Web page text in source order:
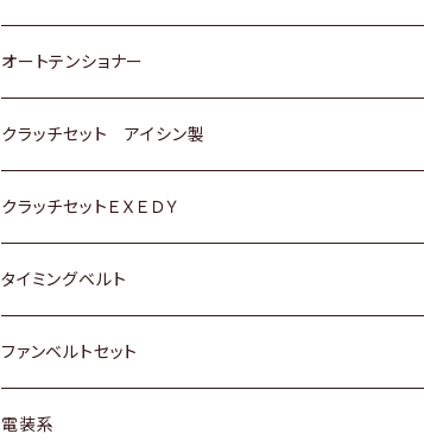
スバル
三菱
スバル
三菱
スバル
いすゞ
ダイハツ
マツダ
三菱
スバル
日野
GOLF
ＷＡＧＥＮ
アストロ（シボレー）
クライスラー
ＷＡＧＥＮ
ＶＯＬＶＯ
ホンダ
スズキ
日産
ダイハツ
マツダ
三菱
スズキ
ダイハツ
日産
ホンダ
マツダ
オートテンショナー
トヨタ
クラッチセット アイシン製
ホンダ
スズキ
ダイハツ
マツダ
クラッチセットＥＸＥＤＹ
ホンダ
スズキ
日産
タイミングベルト
トヨタ
スズキ
ファンベルトセット
トヨタ
電装系